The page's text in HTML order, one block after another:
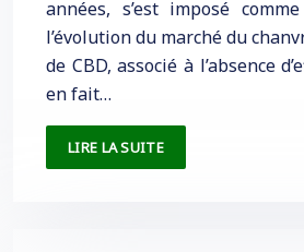
années, s’est imposé
l’évolution du marché du
de CBD, associé à l’absence
en fait…
LIRE LA SUITE